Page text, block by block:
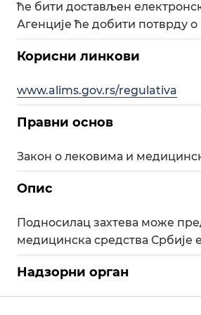
ће бити достављен
Агенције ће добити потврду о
Корисни линкови
www.alims.gov.rs/regulativa
Правни основ
Закон о лековима и
Опис
Подносилац захтева може
медицинска средства Србије
Надзорни орган